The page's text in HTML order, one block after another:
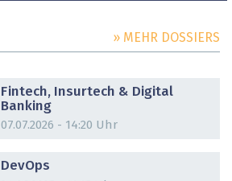
» MEHR DOSSIERS
Fintech, Insurtech & Digital
Banking
07.07.2026 - 14:20 Uhr
DevOps